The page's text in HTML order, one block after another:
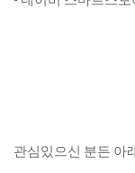
관심있으신 분든 아